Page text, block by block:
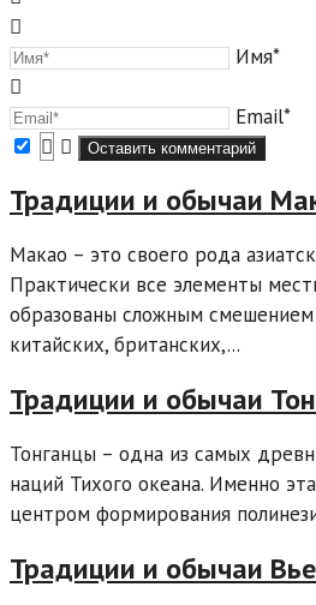
Имя*
Email*
Традиции и обычаи
Макао – это своего рода
Практически все элементы
образованы сложным смешением
китайских, британских,...
Традиции и обычаи
Тонганцы – одна из самых
наций Тихого океана. Именно
центром формирования
Традиции и обычаи